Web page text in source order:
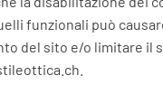
funzionali può
del sito e/o limitare il